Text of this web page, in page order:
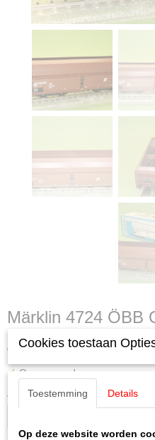
Märklin 4724 ÖBB
€ 29,50
✓ Op voorraad
Aantal
Cookies toestaan
Toestemming Details
Op deze website worden